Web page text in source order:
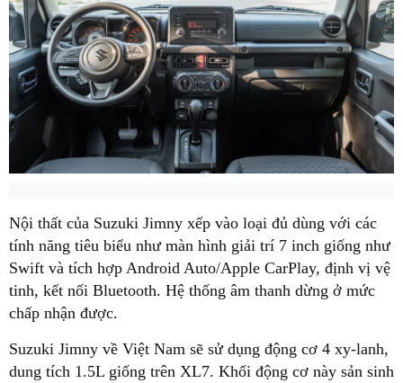
Nội thất của Suzuki Jimny xếp vào loại đủ dùng với các
tính năng tiêu biểu như màn hình giải trí 7 inch giống như
Swift và tích hợp Android Auto/Apple CarPlay, định vị vệ
tinh, kết nối Bluetooth. Hệ thống âm thanh dừng ở mức
chấp nhận được.
Suzuki Jimny về Việt Nam sẽ sử dụng động cơ 4 xy-lanh,
dung tích 1.5L giống trên XL7. Khối động cơ này sản sinh